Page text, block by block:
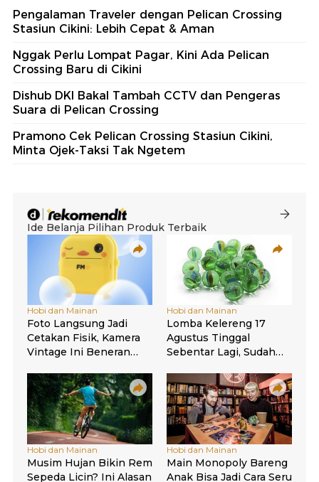
Pengalaman Traveler dengan Pelican Crossing
Stasiun Cikini: Lebih Cepat & Aman
Nggak Perlu Lompat Pagar, Kini Ada Pelican
Crossing Baru di Cikini
Dishub DKI Bakal Tambah CCTV dan Pengeras
Suara di Pelican Crossing
Pramono Cek Pelican Crossing Stasiun Cikini,
Minta Ojek-Taksi Tak Ngetem